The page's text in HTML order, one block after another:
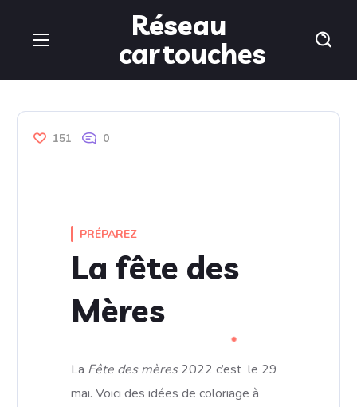
Réseau
cartouches
151 0
PRÉPAREZ
La fête des
Mères
La Fête des mères2022 c’est le 29
mai. Voici des idées de coloriageà